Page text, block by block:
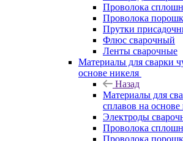
Проволока
Проволока
Прутки
Флюс сварочный
Ленты сварочные
Материалы для сварки
основе никеля
Назад
Материалы для
сплавов на основе
Электроды
Проволока
Проволока